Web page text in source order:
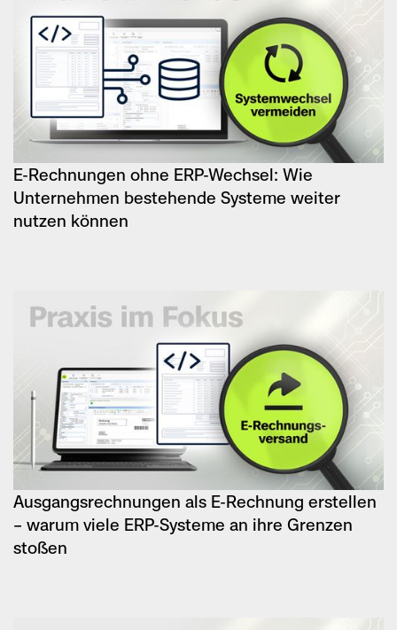
E-Rechnungen ohne ERP-Wechsel: Wie
Unternehmen bestehende Systeme weiter
nutzen können
Ausgangsrechnungen als E-Rechnung erstellen
– warum viele ERP-Systeme an ihre Grenzen
stoßen